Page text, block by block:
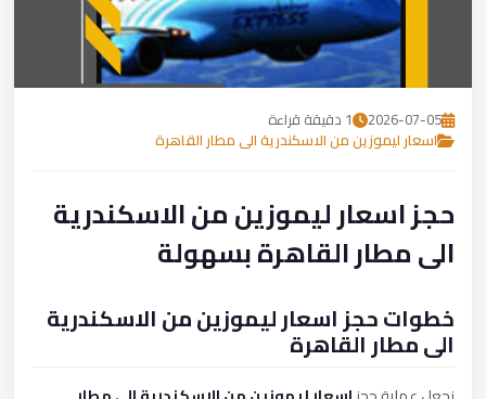
2026-07-05 1 دقيقة قراءة
اسعار ليموزين من الاسكندرية الى مطار القاهرة
حجز اسعار ليموزين من الاسكندرية
الى مطار القاهرة بسهولة
خطوات حجز اسعار ليموزين من الاسكندرية
الى مطار القاهرة